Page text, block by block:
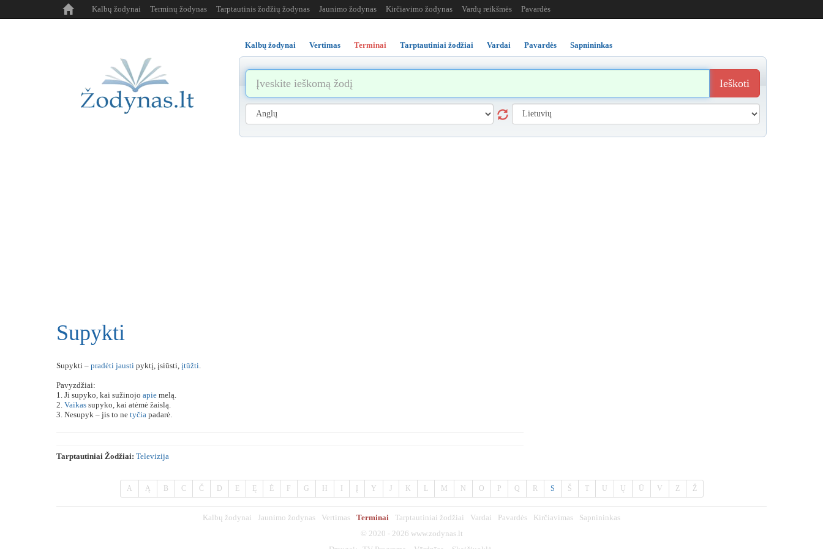
Kalbų žodynai Terminų žodynas Tarptautinis žodžių žodynas Jaunimo žodynas Kirčiavimo žodynas Vardų reikšmės Pavardės
Kalbų žodynai Vertimas Terminai Tarptautiniai žodžiai Vardai Pavardės Sapnininkas
Ieškoti
Supykti
Supykti – pradėti jausti pyktį, įsiūsti, įtūžti.
Pavyzdžiai:
1. Ji supyko, kai sužinojo apie melą.
2. Vaikas supyko, kai atėmė žaislą.
3. Nesupyk – jis to ne tyčia padarė.
Tarptautiniai Žodžiai: Televizija
A Ą B C Č D E Ę Ė F G H Y J K L M N O P Q R S Š T U Ų Ū V Z Ž
Kalbų žodynai Jaunimo žodynas Vertimas Terminai Tarptautiniai žodžiai Vardai Pavardės Kirčiavimas
Sapnininkas
© 2020 - 2026 www.zodynas.lt